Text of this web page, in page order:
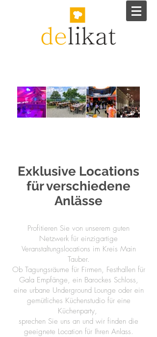
Exklusive Locations
für verschiedene
Anlässe
Profitieren Sie von unserem guten
Netzwerk für einzigartige
Veranstaltungslocations im Kreis Main
Tauber.
Ob Tagungsräume für Firmen, Festhallen für
Gala Empfänge, ein Barockes Schloss,
eine urbane Underground Lounge oder ein
gemütliches Küchenstudio für eine
Küchenparty,
sprechen Sie uns an und wir finden die
geeignete Location für Ihren Anlass.